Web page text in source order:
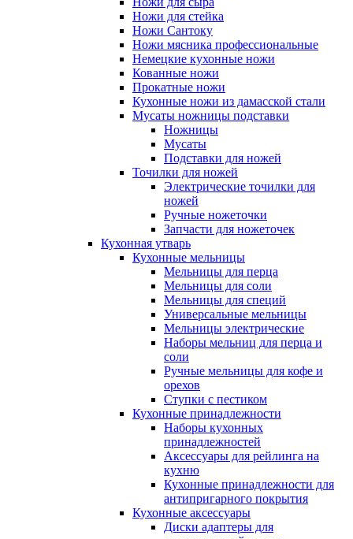
Ножи для стейка
Ножи Сантоку
Ножи мясника профессиональные
Немецкие кухонные ножи
Кованные ножи
Прокатные ножи
Кухонные ножи из дамасской стали
Мусаты ножницы подставки
Ножницы
Мусаты
Подставки для ножей
Точилки для ножей
Электрические точилки для
ножей
Ручные ножеточки
Запчасти для ножеточек
Кухонная утварь
Кухонные мельницы
Мельницы для перца
Мельницы для соли
Мельницы для специй
Универсальные мельницы
Мельницы электрические
Наборы мельниц для перца и
соли
Ручные мельницы для кофе и
орехов
Ступки с пестиком
Кухонные принадлежности
Наборы кухонных
принадлежностей
Аксессуары для рейлинга на
кухню
Кухонные принадлежности для
антипригарного покрытия
Кухонные аксессуары
Диски адаптеры для